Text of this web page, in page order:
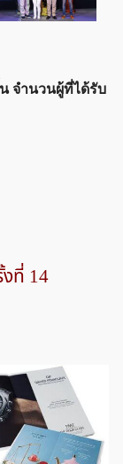
จำนวนผู้ที่ได้รับ
ที่ 14